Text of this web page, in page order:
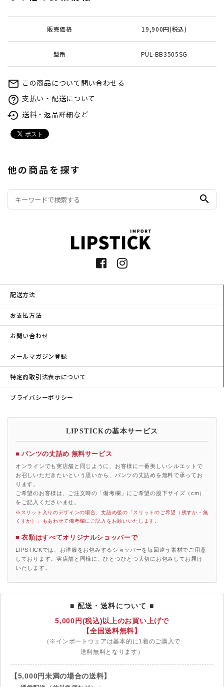
販売価格 19,900円(税込)
型番 PUL-BB3505SG
mail_outline この商品について問い合わせる
help_outline 支払い・配送について
settings_backup_restore 送料・返品詳細など
他の商品を探す
search
配送方法
お支払方法
お問い合わせ
メールマガジン登録
特定商取引法表示について
プライバシーポリシー
LIPSTICKの基本サービス
■ パンツの丈詰め 無料サービス
オンラインでも実店舗と同じように、お客様に一番美しいシルエットで
お召しいただきたいという思いから、パンツの丈詰めを無料で承ってお
ります。
ご希望のお客様は、ご注文時の「備考欄」にご希望の股下サイズ（cm）
をご記入くださいませ。
※スリット入りのデザインの場合、丈詰め後の「スリットのご希望（残すか・無
くすか）」もあわせて備考欄にご記入をお願いいたします。
■ 衣類はすべてオリジナルショッパーで
LIPSTICKでは、お洋服をお包みするショッパーを毎回違う素材でご用意
しております。実店舗と同様に、ひとつひとつ大切にお包みしてお届け
いたします。
■ 配送・送料について ■
5,000円(税込)以上のお買い上げで
【全国送料無料】
（※インポートウェアは基本的に1着のご購入で
送料無料となります）
【5,000円未満の場合の送料】